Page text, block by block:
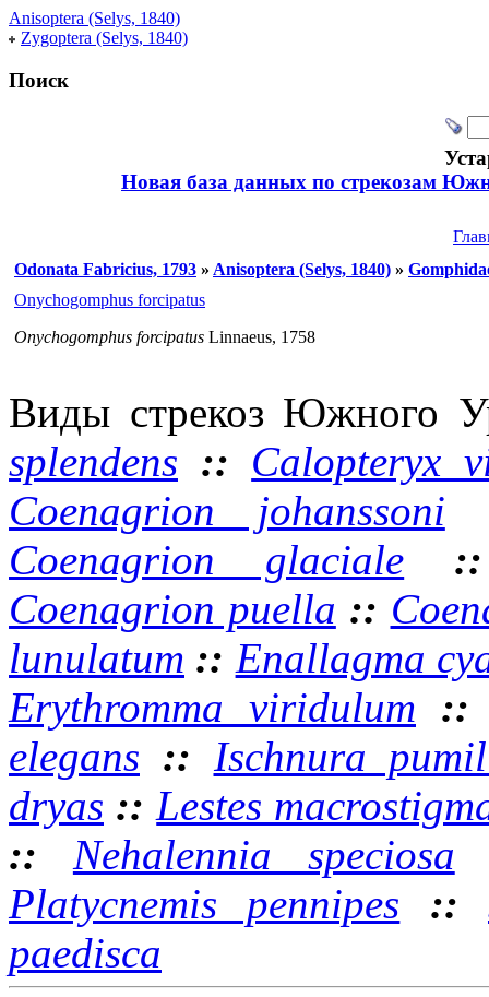
Anisoptera (Selys, 1840)
Zygoptera (Selys, 1840)
Поиск
Новая база данных по стрекозам
Odonata Fabricius, 1793 » Anisoptera (Selys, 1840) »
Onychogomphus forcipatus
Onychogomphus forcipatus Linnaeus, 1758
Виды стрекоз Южного
splendens :: Calopteryx
Coenagrion johanssoni
Coenagrion glaciale
Coenagrion puella ::
lunulatum :: Enallagma
Erythromma viridulum
elegans :: Ischnura
dryas ::Lestes
:: Nehalennia speciosa
Platycnemis pennipes ::
paedisca